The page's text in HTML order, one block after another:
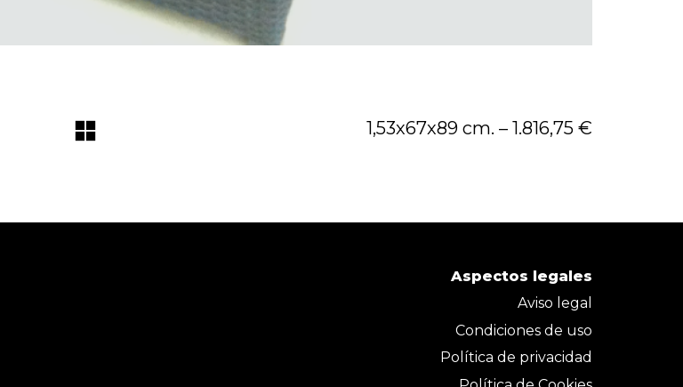
1,53x67x89 cm. – 1.816,75 €
Aspectos legales
Aviso legal
Condiciones de uso
Política de privacidad